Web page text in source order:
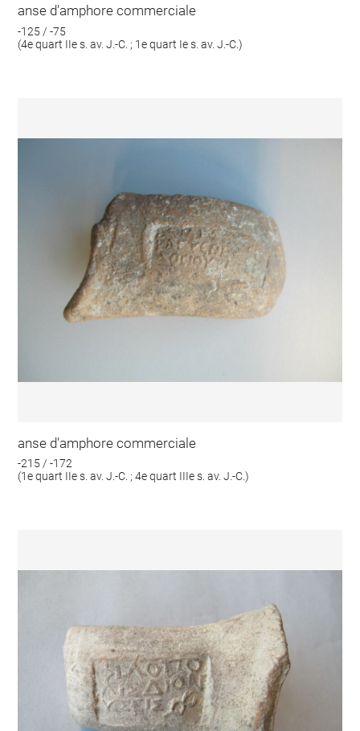
anse d'amphore commerciale
-125 / -75
(4e quart IIe s. av. J.-C. ; 1e quart Ie s. av. J.-C.)
anse d'amphore commerciale
-215 / -172
(1e quart IIe s. av. J.-C. ; 4e quart IIIe s. av. J.-C.)